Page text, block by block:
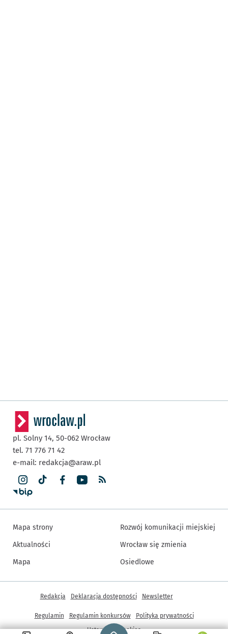
Strona główna - wroclaw.pl
pl. Solny 14, 50-062 Wrocław
tel. 71 776 71 42
e-mail: redakcja@araw.pl
Mapa strony
Aktualności
Mapa
Rozwój komunikacji miejskiej
Wrocław się zmienia
Osiedlowe
Inne informacje
Redakcja Deklaracja dostępności Newsletter
Regulamin Regulamin konkursów
Polityka prywatności
Ustawienia cookies